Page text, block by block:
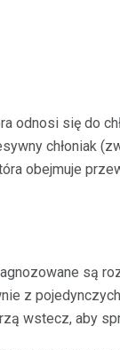
odnosi się do
chłoniak
obejmuje
są
z
wstecz, aby